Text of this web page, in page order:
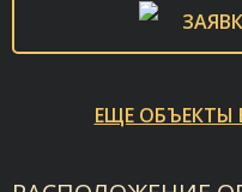
ЕЩЕ ОБЪЕКТЫ